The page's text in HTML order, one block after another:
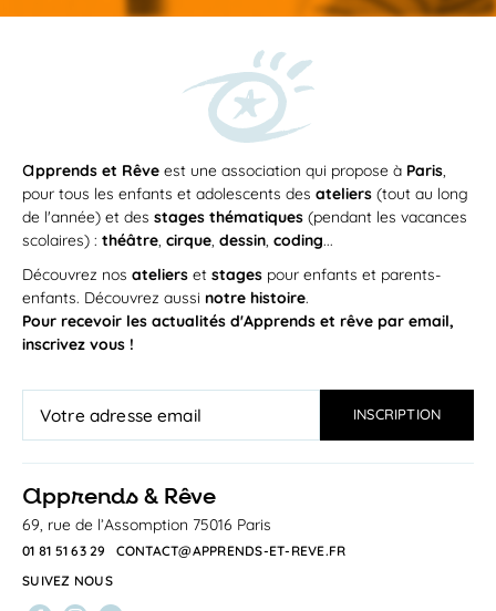
apprends et Rêve est une association qui propose à Paris,
pour tous les enfants et adolescents des ateliers (tout au long
de l'année) et des stages thématiques (pendant les vacances
scolaires) : théâtre, cirque, dessin, coding...
Découvrez nos ateliers et stages pour enfants et parents-
enfants. Découvrez aussi notre histoire.
Pour recevoir les actualités d'Apprends et rêve par email,
inscrivez vous !
apprends & Rêve
69, rue de l’Assomption 75016 Paris
01 81 51 63 29
CONTACT@APPRENDS-ET-REVE.FR
SUIVEZ NOUS